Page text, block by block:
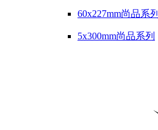
60x227mm尚品系列
5x300mm尚品系列